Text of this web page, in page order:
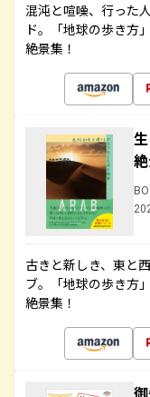
混沌と喧噪、行った
ド。「地球の歩き方
絶景集！
古きと新しき、東と
ブ。「地球の歩き方
絶景集！